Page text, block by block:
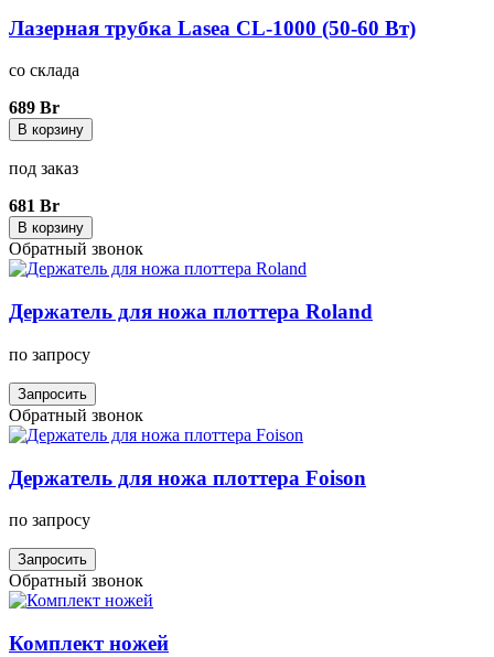
Лазерная трубка Lasea CL-1000 (50-60 Вт)
со склада
689 Br
В корзину
под заказ
681 Br
В корзину
Обратный звонок
Держатель для ножа плоттера Roland
по запросу
Запросить
Обратный звонок
Держатель для ножа плоттера Foison
по запросу
Запросить
Обратный звонок
Комплект ножей